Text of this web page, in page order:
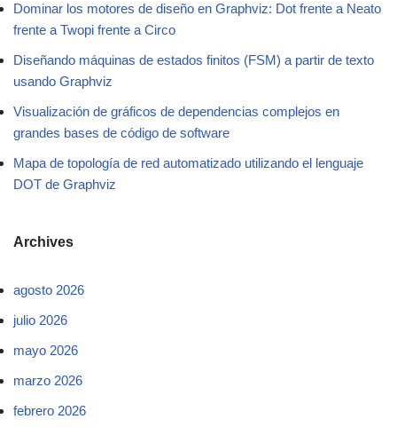
Dominar los motores de diseño en Graphviz: Dot frente a Neato
frente a Twopi frente a Circo
Diseñando máquinas de estados finitos (FSM) a partir de texto
usando Graphviz
Visualización de gráficos de dependencias complejos en
grandes bases de código de software
Mapa de topología de red automatizado utilizando el lenguaje
DOT de Graphviz
Archives
agosto 2026
julio 2026
mayo 2026
marzo 2026
febrero 2026